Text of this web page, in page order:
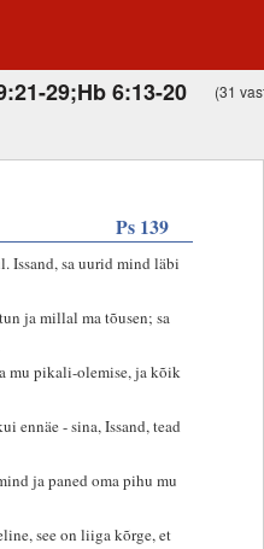
29;Hb 6:13-20 (31
Ps 139
Issand, sa uurid mind läbi
ja millal ma tõusen; sa
mu pikali-olemise, ja kõik
ennäe - sina, Issand, tead
ja paned oma pihu mu
see on liiga kõrge, et